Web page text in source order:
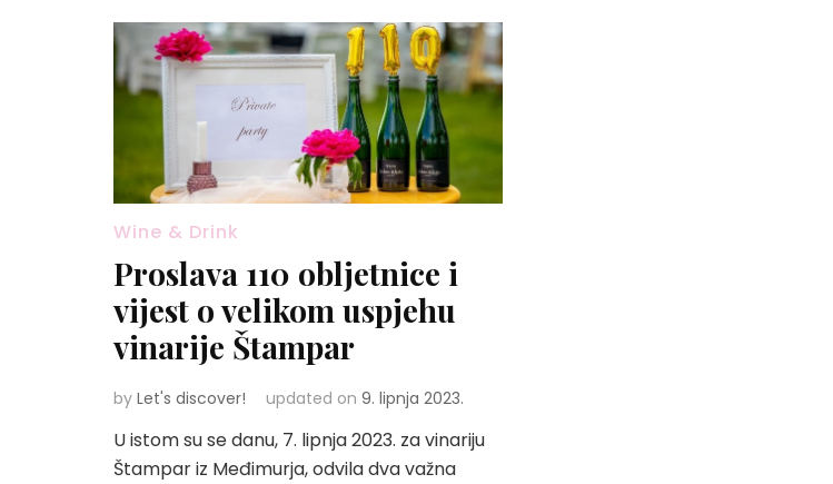
Wine & Drink
Proslava 110 obljetnice i
vijest o velikom uspjehu
vinarije Štampar
by Let's discover! updated on 9. lipnja 2023.
U istom su se danu, 7. lipnja 2023. za vinariju
Štampar iz Međimurja, odvila dva važna